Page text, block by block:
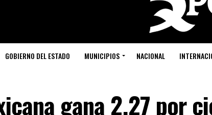
GOBIERNO DEL ESTADO MUNICIPIOS NACIONAL
gana 2.27 por